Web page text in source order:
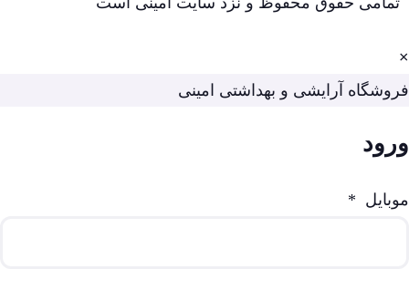
×
فروشگاه آرایشی و بهداشتی امینی
ورود
موبایل *